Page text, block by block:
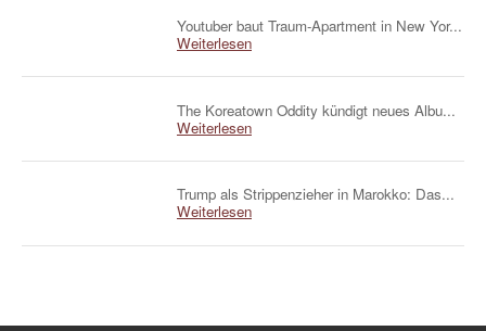
Youtuber baut Traum-Apartment in New Yor...
Weiterlesen
The Koreatown Oddity kündigt neues Albu...
Weiterlesen
Trump als Strippenzieher in Marokko: Das...
Weiterlesen